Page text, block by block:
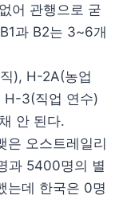
어 관행으로 굳
과 B2는 3~6개
), H-2A(농업
H-3(직업 연수)
안 된다.
은 오스트레일리
과 5400명의 별
는데 한국은 0명